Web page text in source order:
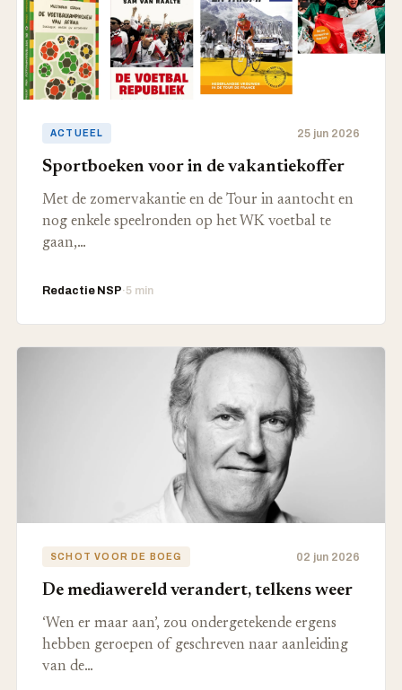
ACTUEEL 25 jun 2026
Sportboeken voor in de vakantiekoffer
Met de zomervakantie en de Tour in aantocht en
nog enkele speelronden op het WK voetbal te
gaan,…
Redactie NSP·5 min
SCHOT VOOR DE BOEG 02 jun 2026
De mediawereld verandert, telkens weer
‘Wen er maar aan’, zou ondergetekende ergens
hebben geroepen of geschreven naar aanleiding
van de…